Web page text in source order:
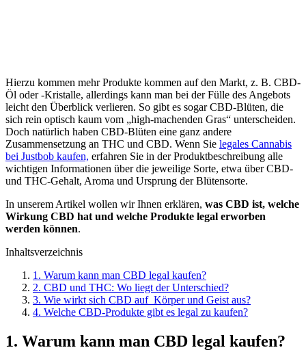
Hierzu kommen mehr Produkte kommen auf den Markt, z. B. CBD-
Öl oder -Kristalle, allerdings kann man bei der Fülle des Angebots
leicht den Überblick verlieren. So gibt es sogar CBD-Blüten, die
sich rein optisch kaum vom „high-machenden Gras“ unterscheiden.
Doch natürlich haben CBD-Blüten eine ganz andere
Zusammensetzung an THC und CBD. Wenn Sie legales Cannabis
bei Justbob kaufen, erfahren Sie in der Produktbeschreibung alle
wichtigen Informationen über die jeweilige Sorte, etwa über CBD-
und THC-Gehalt, Aroma und Ursprung der Blütensorte.
In unserem Artikel wollen wir Ihnen erklären, was CBD ist, welche
Wirkung CBD hat und welche Produkte legal erworben
werden können.
Inhaltsverzeichnis
1. Warum kann man CBD legal kaufen?
2. CBD und THC: Wo liegt der Unterschied?
3. Wie wirkt sich CBD auf Körper und Geist aus?
4. Welche CBD-Produkte gibt es legal zu kaufen?
1. Warum kann man CBD legal kaufen?